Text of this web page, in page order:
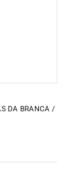
DA BRANCA /